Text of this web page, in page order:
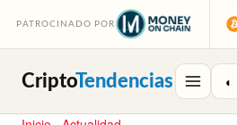
PATROCINADO POR
CriptoTendencias ◐